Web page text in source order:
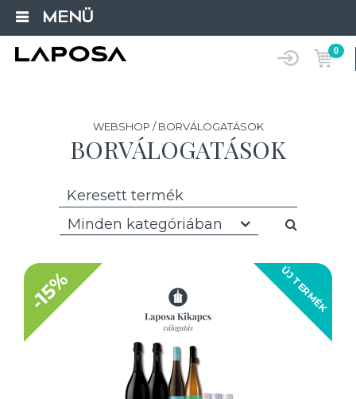
MENÜ
0
WEBSHOP / BORVÁLOGATÁSOK
BORVÁLOGATÁSOK
Minden kategóriában
ÚJ TERMÉK
-15%